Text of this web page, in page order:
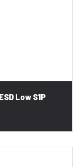
Low S1P